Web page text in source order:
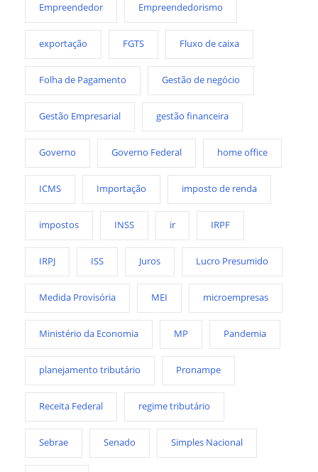
Empreendedor Empreendedorismo
exportação FGTS Fluxo de caixa
Folha de Pagamento Gestão de negócio
Gestão Empresarial gestão financeira
Governo Governo Federal home office
ICMS Importação imposto de renda
impostos INSS ir IRPF
IRPJ ISS Juros Lucro Presumido
Medida Provisória MEI microempresas
Ministério da Economia MP Pandemia
planejamento tributário Pronampe
Receita Federal regime tributário
Sebrae Senado Simples Nacional